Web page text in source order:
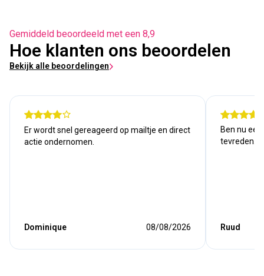
Gemiddeld beoordeeld met een 8,9
Hoe klanten ons beoordelen
Bekijk alle beoordelingen
Er wordt snel gereageerd op mailtje en direct
actie ondernomen.
Dominique 08/08/2026
Ben nu
tevreden.
Ruud